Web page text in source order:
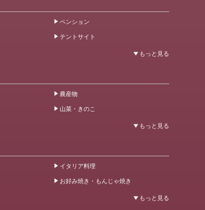
ペンション
テントサイト
農産物
山菜・きのこ
イタリア料理
お好み焼き・もんじゃ焼き